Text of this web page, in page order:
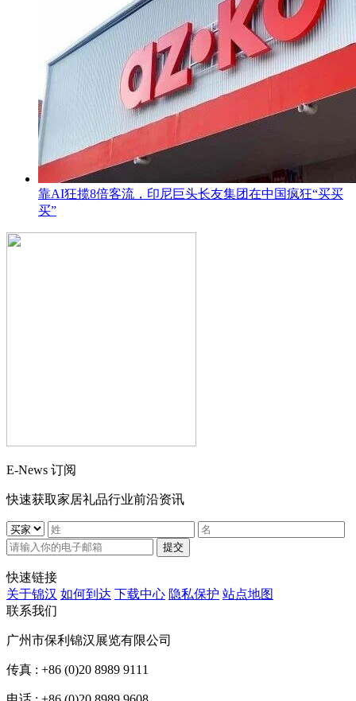
靠AI狂揽8倍客流，印尼巨头长友集团在中国疯狂“买买
买”
E-News 订阅
快速获取家居礼品行业前沿资讯
提交
快速链接
关于锦汉 如何到达 下载中心 隐私保护 站点地图
联系我们
广州市保利锦汉展览有限公司
传真 : +86 (0)20 8989 9111